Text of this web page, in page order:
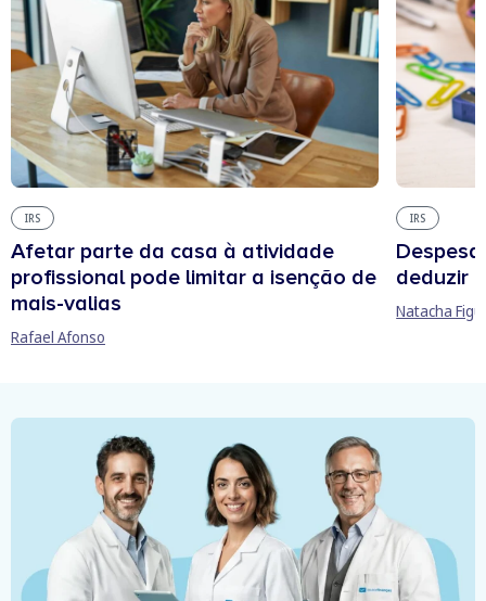
IRS
Afetar parte da casa à atividade
profissional pode limitar a isenção de
mais-valias
Rafael Afonso
IRS
deduzir
Natacha